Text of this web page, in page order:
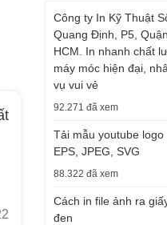
Công ty In Kỹ Thuật
Quang Định, P5,
HCM. In nhanh chất
máy móc hiện đại,
vụ vui vẻ
92.271 đã xem
Tải mẫu youtube logo
EPS, JPEG, SVG
88.322 đã xem
Cách in file ảnh ra
đen